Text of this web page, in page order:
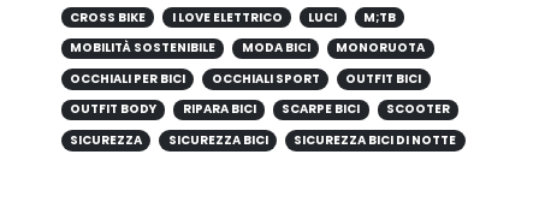
CROSS BIKE
I LOVE ELETTRICO LUCI
M;TB
MOBILITÀ SOSTENIBILE
MODA BICI
MONORUOTA
OCCHIALI PER BICI
OCCHIALI SPORT
OUTFIT BICI
OUTFIT BODY
RIPARA BICI SCARPE BICI
SCOOTER
SICUREZZA
SICUREZZA BICI SICUREZZA BICI DI NOTTE